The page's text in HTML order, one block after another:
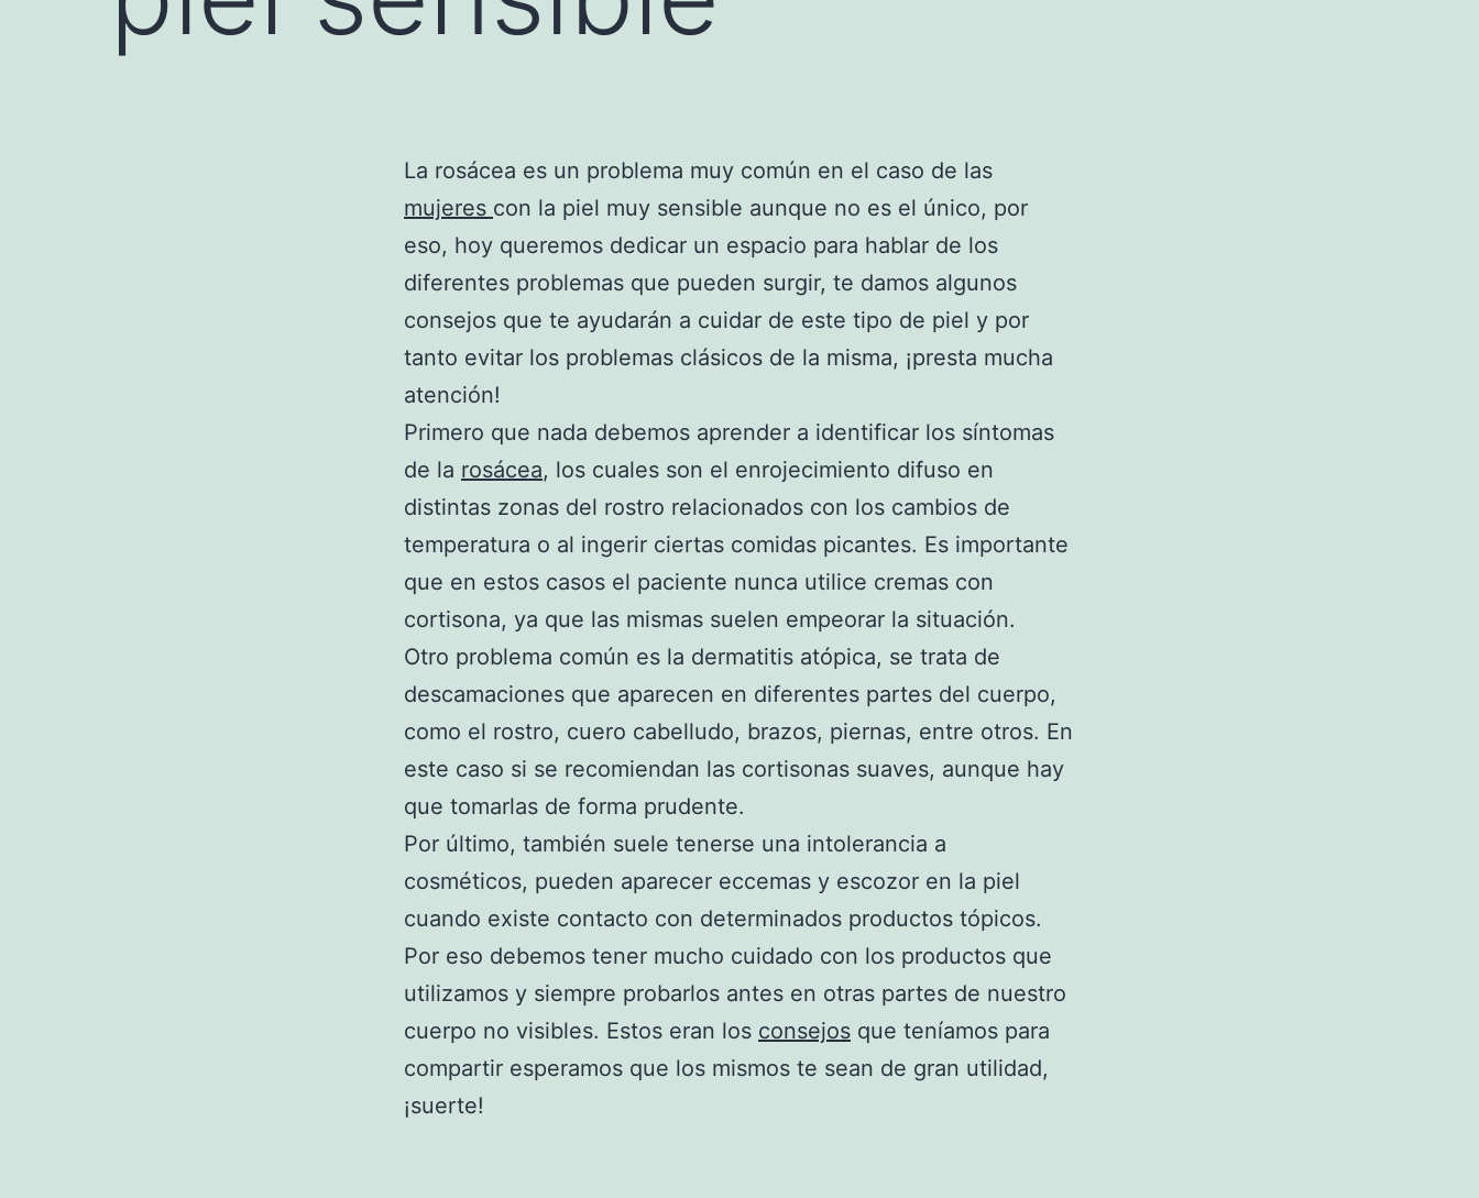
La rosácea es un problema muy común en el caso de las
mujeres con la piel muy sensible aunque no es el único, por
eso, hoy queremos dedicar un espacio para hablar de los
diferentes problemas que pueden surgir, te damos algunos
consejos que te ayudarán a cuidar de este tipo de piel y por
tanto evitar los problemas clásicos de la misma, ¡presta mucha
atención!
Primero que nada debemos aprender a identificar los síntomas
de la rosácea, los cuales son el enrojecimiento difuso en
distintas zonas del rostro relacionados con los cambios de
temperatura o al ingerir ciertas comidas picantes. Es importante
que en estos casos el paciente nunca utilice cremas con
cortisona, ya que las mismas suelen empeorar la situación.
Otro problema común es la dermatitis atópica, se trata de
descamaciones que aparecen en diferentes partes del cuerpo,
como el rostro, cuero cabelludo, brazos, piernas, entre otros. En
este caso si se recomiendan las cortisonas suaves, aunque hay
que tomarlas de forma prudente.
Por último, también suele tenerse una intolerancia a
cosméticos, pueden aparecer eccemas y escozor en la piel
cuando existe contacto con determinados productos tópicos.
Por eso debemos tener mucho cuidado con los productos que
utilizamos y siempre probarlos antes en otras partes de nuestro
cuerpo no visibles. Estos eran los consejos que teníamos para
compartir esperamos que los mismos te sean de gran utilidad,
¡suerte!